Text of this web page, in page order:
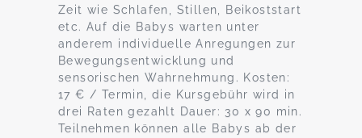
Zeit wie Schlafen, Stillen, Beikoststart
etc. Auf die Babys warten unter
anderem individuelle Anregungen zur
Bewegungsentwicklung und
sensorischen Wahrnehmung. Kosten:
17 € / Termin, die Kursgebühr wird in
drei Raten gezahlt Dauer: 30 x 90 min.
Teilnehmen können alle Babys ab der